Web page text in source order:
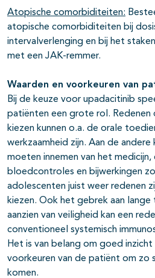
Atopische comorbiditeiten:
atopische comorbiditeiten bij
intervalverlenging en bij het
met een JAK-remmer.
Waarden en voorkeuren van
Bij de keuze voor upadacitinib
patiënten een grote rol. Redenen
kiezen kunnen o.a. de orale
werkzaamheid zijn. Aan de
moeten innemen van het
bloedcontroles en bijwerkingen
adolescenten juist weer redenen
kiezen. Ook het gebrek aan
aanzien van veiligheid kan een
conventioneel systemisch
Het is van belang om goed
voorkeuren van de patiënt om zo
komen.